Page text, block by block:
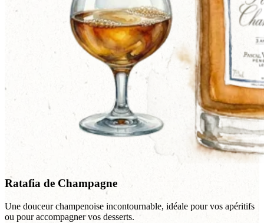
Ratafia de Champagne
Une douceur champenoise incontournable, idéale pour vos apéritifs
ou pour accompagner vos desserts.